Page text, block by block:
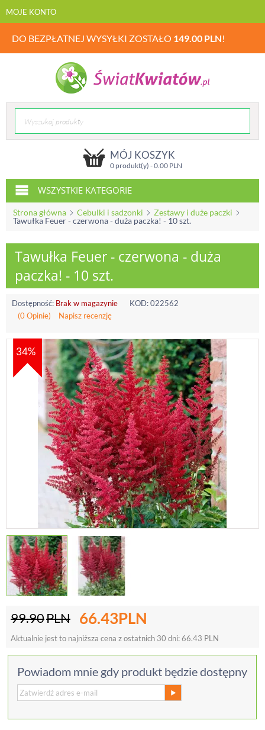
MOJE KONTO
DO BEZPŁATNEJ WYSYŁKI ZOSTAŁO 149.00 PLN!
MÓJ KOSZYK
0 produkt(y) -0.00PLN
WSZYSTKIE KATEGORIE
Strona główna Cebulki i sadzonki
Zestawy i duże paczki
Tawułka Feuer - czerwona - duża paczka! - 10 szt.
Tawułka Feuer - czerwona - duża
paczka! - 10 szt.
Dostępność: Brak w magazynie KOD:022562
(0 Opinie)
Napisz recenzję
34%
99.90PLN 66.43PLN
Aktualnie jest to najniższa cena z ostatnich 30 dni:66.43 PLN
Powiadom mnie gdy produkt będzie dostępny